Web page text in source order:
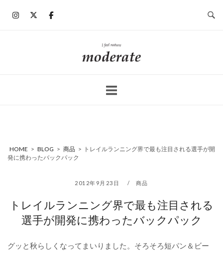
ホ
ー
HOME > BLOG > 商品 > トレイルランニング界で最も注目される選手が開
発に携わったバックパック
2012年9月23日 商品
トレイルランニング界で最も注目される
選手が開発に携わったバックパック
グッと秋らしくなってまいりました。そろそろ短パン＆ビー